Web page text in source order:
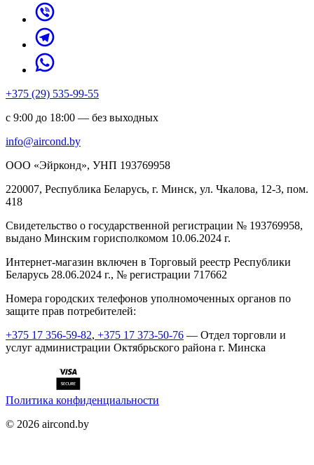
+375 (29) 535-99-55
с 9:00 до 18:00 — без выходных
info@aircond.by
ООО «Эйрконд», УНП 193769958
220007, Республика Беларусь, г. Минск, ул. Чкалова, 12-3, пом.
418
Cвидетельство о государственной регистрации № 193769958,
выдано Минским горисполкомом 10.06.2024 г.
Интернет-магазин включен в Торговый реестр Республики
Беларусь 28.06.2024 г., № регистрации 717662
Номера городских телефонов уполномоченных органов по
защите прав потребителей:
+375 17 356-59-82, +375 17 373-50-76 — Отдел торговли и
услуг администрации Октябрьского района г. Минска
Политика конфиденциальности
© 2026 aircond.by